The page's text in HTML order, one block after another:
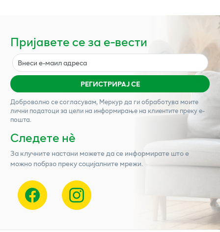
Пријавете се за е-вести
РЕГИСТРИРАЈ СЕ
Доброволно се согласувам, Меркурда ги обработува моите
лични податоци за цели на информирање на клиентите преку е-
пошта.
Следете нѐ
За клучните настани можете да се информирате што е
можно побрзо преку социјалните мрежи.